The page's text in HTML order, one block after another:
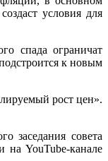
условия для
спада ограничат
к новым
рост цен».
заседания совета
на YouTube-канале